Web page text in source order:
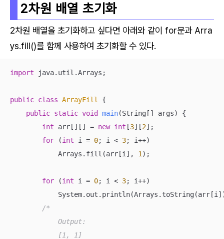
2차원 배열 초기화
2차원 배열을 초기화하고 싶다면 아래와 같이 for문과 Arra
ys.fill()를 함께 사용하여 초기화할 수 있다.
import java.util.Arrays;
public class ArrayFill
{
public static void main(String[] args)
{
int arr[][] = new int [3][2];
for (int i = 0; i < 3; i++)
            Arrays.fill(arr[i],
1);
for (int i = 0; i < 3; i++)
/*
            Output:
            [1, 1]